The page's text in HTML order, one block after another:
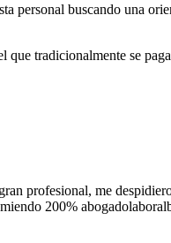
buscando una
tradicionalmente se
profesional, me
200%